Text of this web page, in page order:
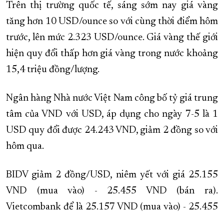
Trên thị trường quốc tế, sáng sớm nay giá vàng
tăng hơn 10 USD/ounce so với cùng thời điểm hôm
trước, lên mức 2.323 USD/ounce. Giá vàng thế giới
hiện quy đổi thấp hơn giá vàng trong nước khoảng
15,4 triệu đồng/lượng.
Ngân hàng Nhà nước Việt Nam công bố tỷ giá trung
tâm của VND với USD, áp dụng cho ngày 7-5 là 1
USD quy đổi được 24.243 VND, giảm 2 đồng so với
hôm qua.
BIDV giảm 2 đồng/USD, niêm yết với giá 25.155
VND (mua vào) - 25.455 VND (bán ra).
Vietcombank để là 25.157 VND (mua vào) - 25.455